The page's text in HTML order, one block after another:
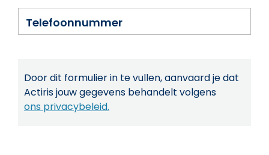
Telefoonnummer
Door dit formulier in te vullen, aanvaard je dat
Actiris jouw gegevens behandelt volgens
ons privacybeleid.